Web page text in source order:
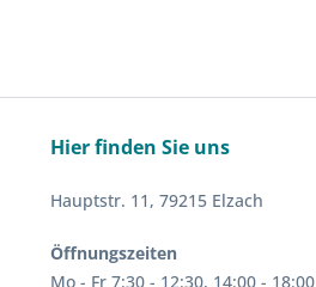
Hier finden Sie uns
Hauptstr. 11, 79215 Elzach
Öffnungszeiten
Mo - Fr 7:30 - 12:30, 14:00 - 18:00